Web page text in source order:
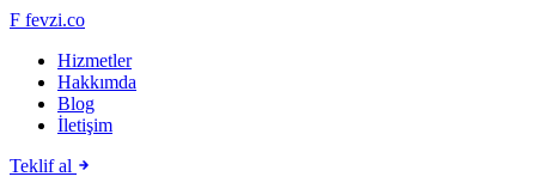
F fevzi.co
Hizmetler
Hakkımda
Blog
İletişim
Teklif al